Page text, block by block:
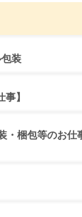
装
】
・梱包等のお仕